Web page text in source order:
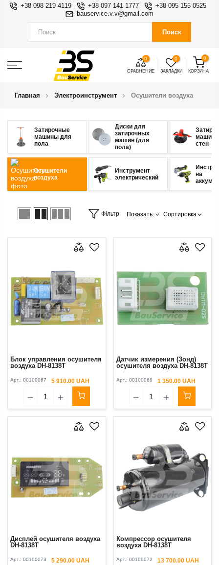
+38 098 219 4119 +38 097 141 1777
+38 095 155 0525
bauservice.v.v@gmail.com
Поиск
0
СРАВНЕНИЕ
0
ЗАКЛАДКИ
0
КОРЗИНА
Главная Электроинструмент Осушители воздуха
Затирочные
машины для
пола
Диски для
затирочных
машин (для
пола)
стен
Осушители
воздуха
Инструмент
электрический
на
Фільтр Показать: Сортировка
Блок управления осушителя
воздуха DH-8138Т
Арт.: 00100067 5 910.00 UAH
Датчик измерения (Зонд)
осушителя воздуха DH-8138Т
Арт.: 00100068 1 350.00 UAH
Дисплей осушителя воздуха
DH-8138Т
Арт.: 00100073 5 290.00 UAH
Компрессор осушителя
воздуха DH-8138Т
Арт.: 00100072 13 700.00 UAH